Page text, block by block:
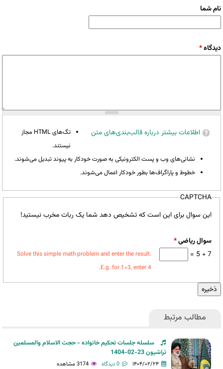
نام شما
دیدگاه*
اطلاعات بیشتر درباره قالب‌بندی‌های متن
تگ‌های HTML مجاز
نیستند.
نشانی‌های وب و پست الکترونیکی به صورت خودکار به پیوند تبدیل می‌شوند.
خطوط و پاراگراف‌ها بطور خودکار اعمال می‌شوند.
CAPTCHA
این سوال برای این است که تشخیص دهد شما یک ربات مخرب نیستید!
سوال ریاضی*
7 + 5 =
Solve this simple math problem and enter the result.
E.g. for 1+3, enter 4.
مطالب مرتبط
سلسله جلسات تحکیم خانواده - حجت الاسلام والمسلمین
تراشیون 23-02-1404
۱۴۰۴/۰۲/۲۴ 0 دیدگاه 3174 مشاهده